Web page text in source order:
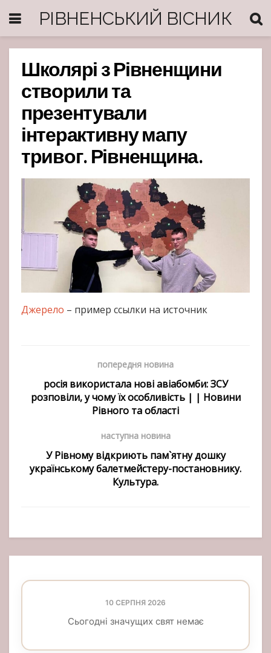
РІВНЕНСЬКИЙ ВІСНИК
Школярі з Рівненщини
створили та
презентували
інтерактивну мапу
тривог. Рівненщина.
Джерело – пример ссылки на источник
попередня новина
росія використала нові авіабомби: ЗСУ
розповіли, у чому їх особливість | | Новини
Рівного та області
наступна новина
У Рівному відкриють пам`ятну дошку
українському балетмейстеру-постановнику.
Культура.
10 СЕРПНЯ 2026
Сьогодні значущих свят немає